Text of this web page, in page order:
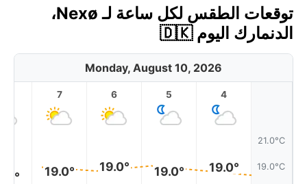
توقعات الطقس لكل ساعة لـ Nexø،
الدنمارك اليوم 🇩🇰
Monday, August 10, 2026
21.0°C
19.0°C
4
19.0°
5
19.0°
6
19.0°
7
19.0°